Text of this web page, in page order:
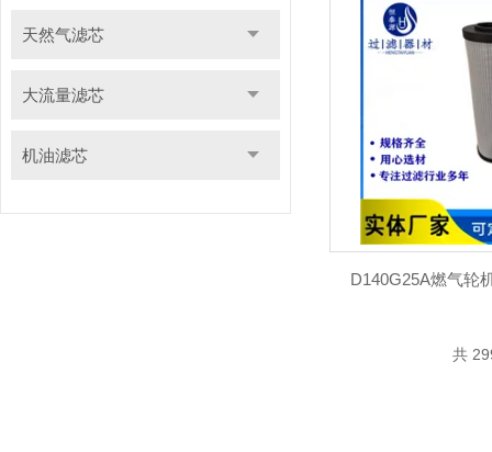
天然气滤芯
大流量滤芯
机油滤芯
D140G25A燃气轮
共